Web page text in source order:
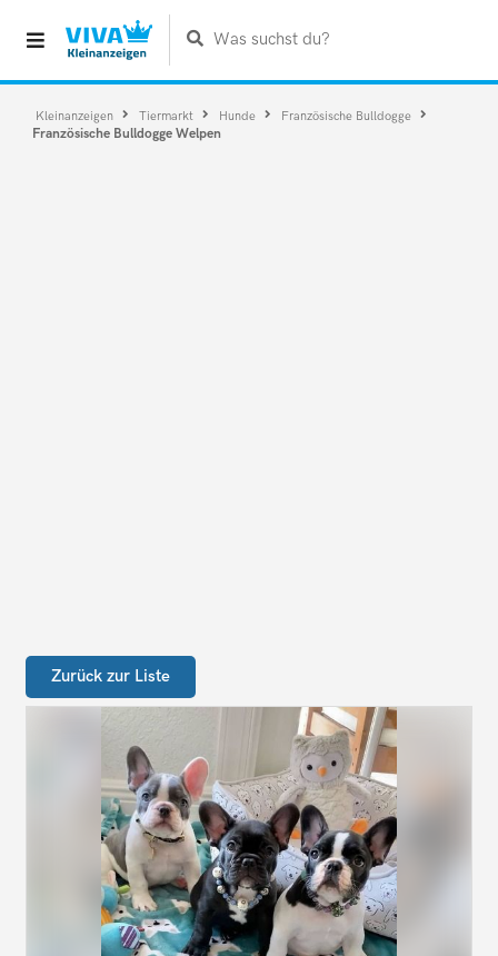
Was suchst du?
Kleinanzeigen Tiermarkt Hunde Französische Bulldogge
Französische Bulldogge Welpen
Zurück zur Liste